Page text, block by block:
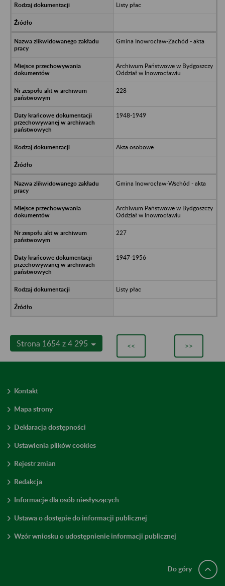
Listy płac
Gmina Inowrocław-Zachód - akta
Archiwum Państwowe w Bydgoszczy
Oddział w Inowrocławiu
228
1948-1949
Akta osobowe
Gmina Inowrocław-Wschód - akta
Archiwum Państwowe w Bydgoszczy
Oddział w Inowrocławiu
227
1947-1956
Listy płac
Strona 1654 z 4 295 << >>
Kontakt
Mapa strony
Deklaracja dostępności
Ustawienia plików cookies
Rejestr zmian
Redakcja
Informacje dla osób niesłyszących
Ustawa o dostępie do informacji publicznej
Wzór wniosku o udostępnienie informacji publicznej
Do góry